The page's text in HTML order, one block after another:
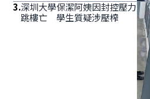
3.深圳大學保潔阿姨因封控壓力
跳樓亡 學生質疑涉壓榨